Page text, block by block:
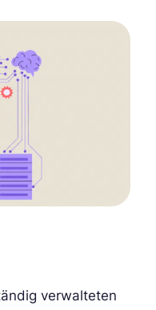
verwalteten